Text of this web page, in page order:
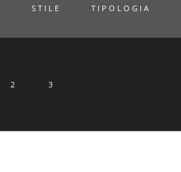
STILE TIPOLOGIA
2 3